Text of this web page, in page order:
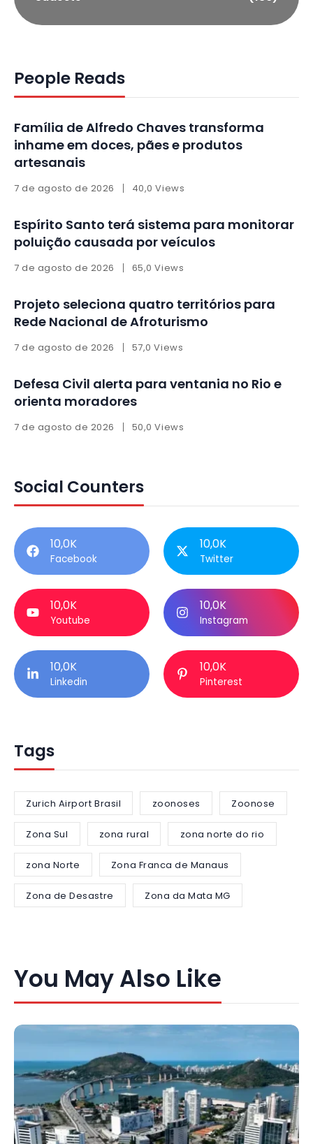
People Reads
Família de Alfredo Chaves transforma
inhame em doces, pães e produtos
artesanais
7 de agosto de 2026 40,0 Views
Espírito Santo terá sistema para monitorar
poluição causada por veículos
7 de agosto de 2026 65,0 Views
Projeto seleciona quatro territórios para
Rede Nacional de Afroturismo
7 de agosto de 2026 57,0 Views
Defesa Civil alerta para ventania no Rio e
orienta moradores
7 de agosto de 2026 50,0 Views
Social Counters
10,0K
Facebook
10,0K
Twitter
10,0K
Youtube
10,0K
Instagram
10,0K
Linkedin
10,0K
Pinterest
Tags
Zurich Airport Brasil zoonoses Zoonose
Zona Sul zona rural zona norte do rio
zona Norte Zona Franca de Manaus
Zona de Desastre Zona da Mata MG
You May Also Like